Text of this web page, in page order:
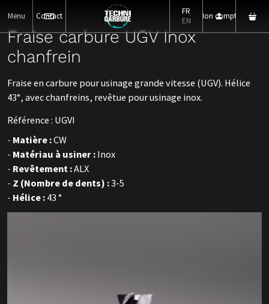
Menu Contact
FR
EN
Mon compte
Fraise carbure UGV Inox
chanfrein
Fraise en carbure pour usinage grande vitesse (UGV). Hélice
43°, avec chanfreins, revêtue pour usinage inox.
Référence : UGVI
Matière :CW
Matériau à usiner : Inox
Revêtement :ALX
Z (Nombre de dents) :3-5
Hélice : 43 °